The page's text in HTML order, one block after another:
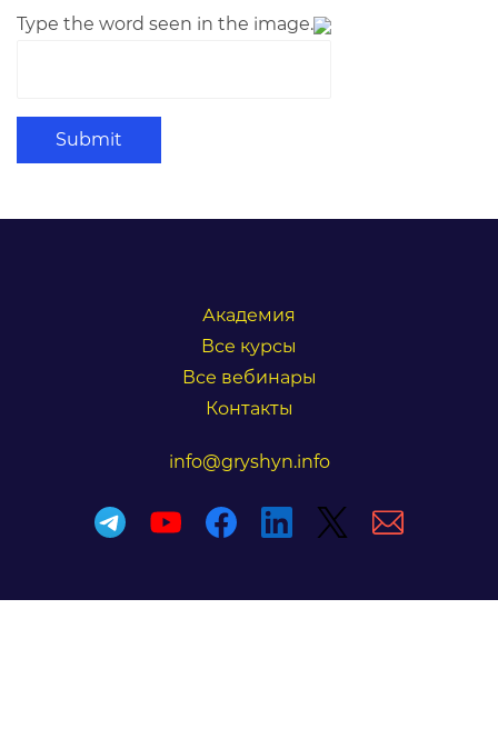
Type the word seen in the image.
Submit
Академия
Все курсы
Все вебинары
Контакты
info@gryshyn.info